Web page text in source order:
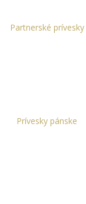
Partnerské prívesky
Prívesky pánske